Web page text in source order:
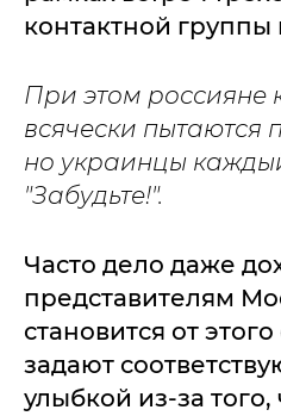
контактной
При этом россияне
всячески пытаются
но украинцы
"Забудьте!".
Часто дело даже
представителям
становится от
задают
улыбкой из-за